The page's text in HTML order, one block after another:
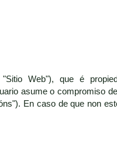
Web"), que é
asume o compromiso
En caso de que non